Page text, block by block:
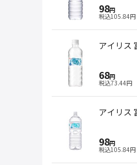
98円
税込105.84円
アイリス
68円
税込73.44円
アイリス
98円
税込105.84円